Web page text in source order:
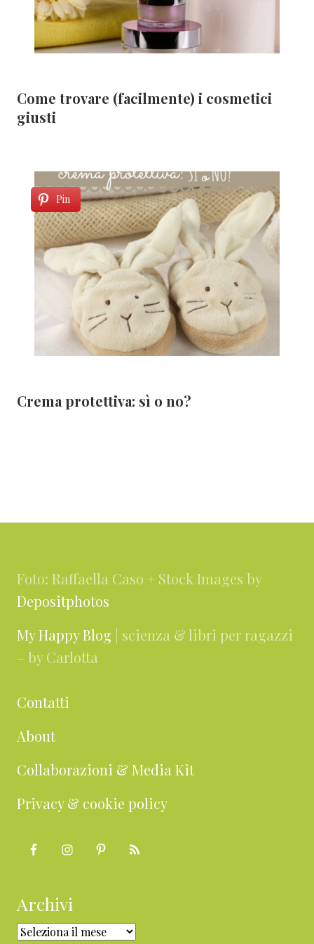
Come trovare (facilmente) i cosmetici
giusti
Pin
Crema protettiva: sì o no?
Foto: Raffaella Caso + Stock Images by
Depositphotos
My Happy Blog | scienza & libri per ragazzi
– by Carlotta
Contatti
About
Collaborazioni & Media Kit
Privacy & cookie policy
Archivi
Archivi